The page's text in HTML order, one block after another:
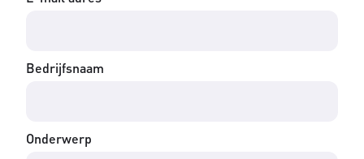
Bedrijfsnaam
Onderwerp